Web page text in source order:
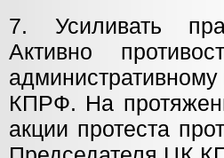
7. Усиливать
Активно
КПРФ. На
акции протеста